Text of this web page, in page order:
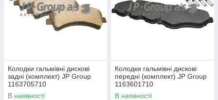
Колодки гальмівні дискові
задні (комплект) JP Group
1163705710
В наявності
Колодки гальмівні дискові
передні (комплект) JP Group
1163601710
В наявності